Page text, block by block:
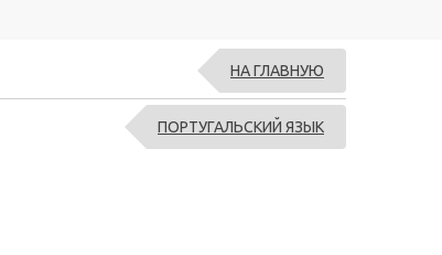
НА ГЛАВНУЮ
ПОРТУГАЛЬСКИЙ ЯЗЫК